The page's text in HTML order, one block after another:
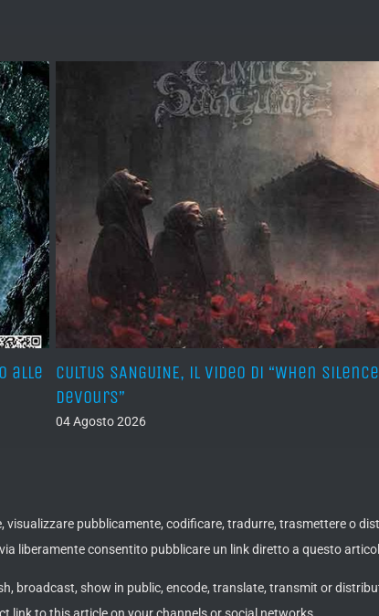
alle
CULTUS SANGUINE, il video di “When Silence
Devours”
04 Agosto 2026
visualizzare pubblicamente, codificare, tradurre, trasmettere o
liberamente consentito pubblicare un link diretto a questo
broadcast, show in public, encode, translate, transmit or
link to this article on your channels or social networks.